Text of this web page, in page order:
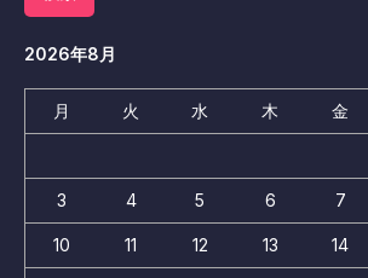
2026年8月
月 火 水 木 金
3 4 5 6 7
10 11 12 13 14